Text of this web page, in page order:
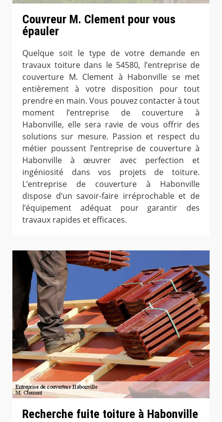
Couvreur M. Clement pour vous
épauler
Quelque soit le type de votre demande en
travaux toiture dans le 54580, l’entreprise de
couverture M. Clement à Habonville se met
entièrement à votre disposition pour tout
prendre en main. Vous pouvez contacter à tout
moment l’entreprise de couverture à
Habonville, elle sera ravie de vous offrir des
solutions sur mesure. Passion et respect du
métier poussent l’entreprise de couverture à
Habonville à œuvrer avec perfection et
ingéniosité dans vos projets de toiture.
L’entreprise de couverture à Habonville
dispose d’un savoir-faire irréprochable et de
l’équipement adéquat pour garantir des
travaux rapides et efficaces.
Recherche fuite toiture à Habonville